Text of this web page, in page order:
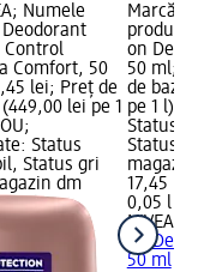
Numele
Control
Comfort, 50
lei; Preț de
lei pe 1
Status
Status gri
dm
Marcă:
on
50 ml;
de
pe 1 l);
Status
Status
17,45 lei
0,05 l
NIVEA
on
50 ml